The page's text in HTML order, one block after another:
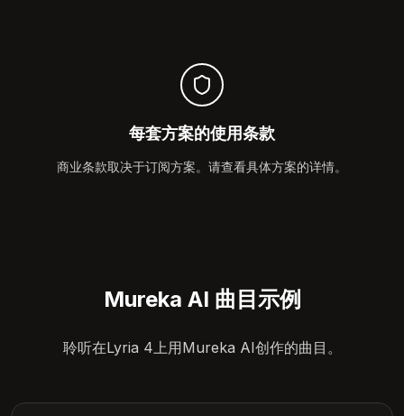
每套方案的使用条款
商业条款取决于订阅方案。请查看具体方案的详情。
Mureka AI 曲目示例
聆听在Lyria 4上用Mureka AI创作的曲目。